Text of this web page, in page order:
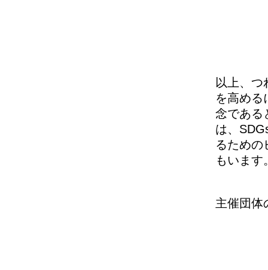
以上、
を高める
念である
は、
るための
もいます
主催団体